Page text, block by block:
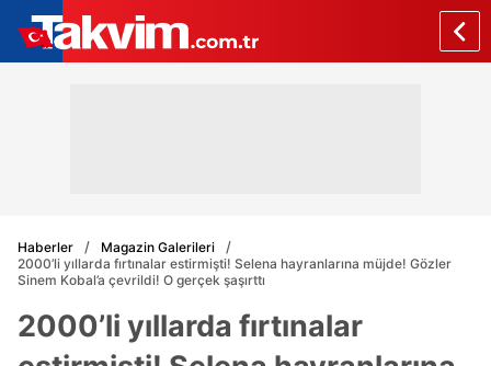
Haberler
Magazin Galerileri
2000’li yıllarda fırtınalar estirmişti! Selena hayranlarına müjde! Gözler
Sinem Kobal’a çevrildi! O gerçek şaşırttı
2000’li yıllarda fırtınalar